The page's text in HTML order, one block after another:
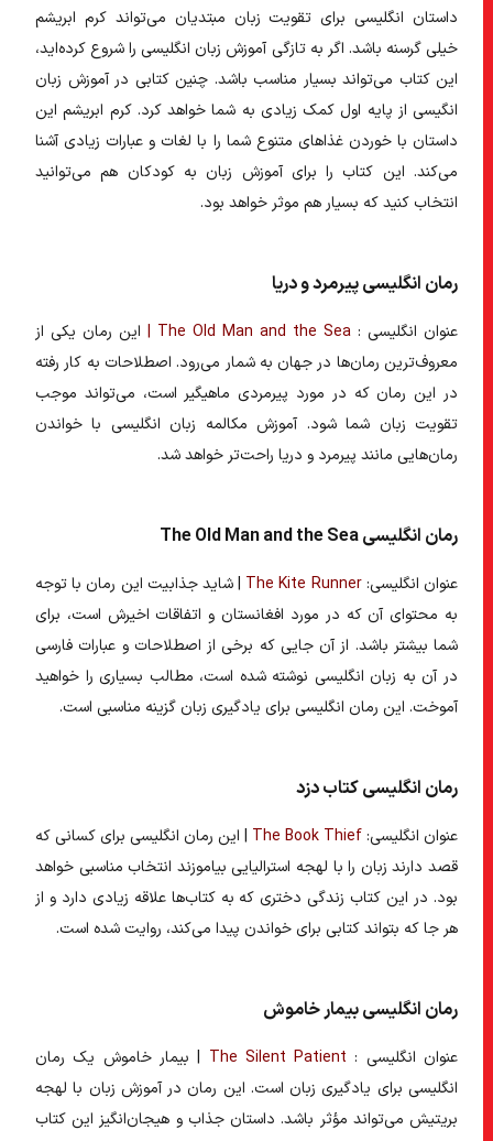
داستان انگلیسی برای تقویت زبان مبتدیانمی‌تواند کرم ابریشم
خیلی گرسنه باشد. اگر به تازگی آموزش زبان انگلیسی را شروع کرده‌اید،
این کتاب می‌تواند بسیار مناسب باشد. چنین کتابی درآموزش زبان
انگیسی از پایه اولکمک زیادی به شما خواهد کرد. کرم ابریشم این
داستان با خوردن غذا‌های متنوع شما را با لغات و عبارات زیادی آشنا
می‌کند. این کتاب را برای آموزش زبان به کودکان هم می‌توانید
انتخاب کنید که بسیار هم موثر خواهد بود.
رمان انگلیسی پیرمرد و دریا
عنوان انگلیسی : The Old Man and the Sea |
این رمان یکی از
معروف‌ترین رمان‌ها در جهان به شمار می‌رود. اصطلاحات به کار رفته
در این رمان که در مورد پیرمردی ماهیگیر است، می‌تواند موجب
تقویت زبان شما شود.آموزش مکالمه زبان انگلیسیبا خواندن
رمان‌هایی مانند پیرمرد و دریا راحت‌تر خواهد شد.
رمان انگلیسی The Old Man and the Sea
عنوان انگلیسی:The Kite Runner| شاید جذابیت این رمان با توجه
به محتوای آن که در مورد افغانستان و اتفاقات اخیرش است، برای
شما بیشتر باشد. از آن جایی که برخی از اصطلاحات و عبارات فارسی
در آن به زبان انگلیسی نوشته شده است، مطالب بسیاری را خواهید
آموخت. اینرمان انگلیسی برای یادگیری زبانگزینه مناسبی است.
رمان انگلیسی کتاب دزد
عنوان انگلیسی:The Book Thief| این رمان انگلیسی برای کسانی که
قصد دارند زبان را با لهجه استرالیایی بیاموزند انتخاب مناسبی خواهد
بود. در این کتاب زندگی دختری که به کتاب‌ها علاقه زیادی دارد و از
هر جا که بتواند کتابی برای خواندن پیدا می‌کند، روایت شده است.
رمان انگلیسی بیمار خاموش
عنوان انگلیسی : The Silent Patient| بیمار خاموش یکرمان
انگلیسی برای یادگیری زباناست. این رمان در آموزش زبان با لهجه
بریتیش می‌تواند مؤثر باشد. داستان جذاب و هیجان‌انگیز این کتاب